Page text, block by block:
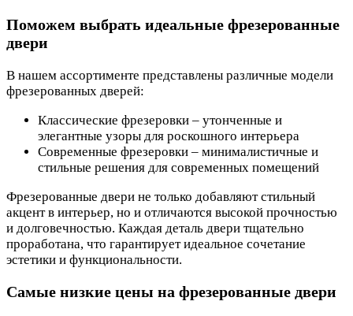
Поможем выбрать идеальные фрезерованные
двери
В нашем ассортименте представлены различные модели
фрезерованных дверей:
Классические фрезеровки – утонченные и
элегантные узоры для роскошного интерьера
Современные фрезеровки – минималистичные и
стильные решения для современных помещений
Фрезерованные двери не только добавляют стильный
акцент в интерьер, но и отличаются высокой прочностью
и долговечностью. Каждая деталь двери тщательно
проработана, что гарантирует идеальное сочетание
эстетики и функциональности.
Самые низкие цены на фрезерованные двери